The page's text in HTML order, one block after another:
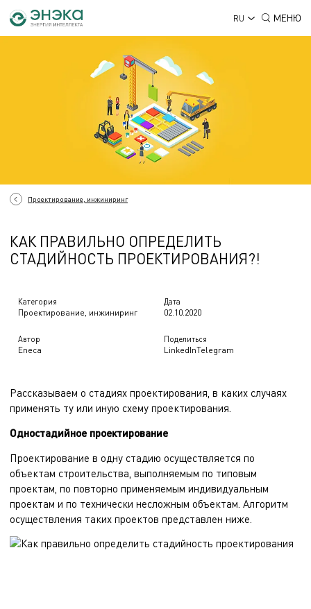
RU МЕНЮ
Проектирование, инжиниринг
КАК ПРАВИЛЬНО ОПРЕДЕЛИТЬ
СТАДИЙНОСТЬ ПРОЕКТИРОВАНИЯ?!
Категория
Проектирование, инжиниринг
Дата
02.10.2020
Автор
Eneca
Поделиться
LinkedInTelegram
Рассказываем о стадиях проектирования, в каких случаях
применять ту или иную схему проектирования.
Одностадийное проектирование
Проектирование в одну стадию осуществляется по
объектам строительства, выполняемым по типовым
проектам, по повторно применяемым индивидуальным
проектам и по технически несложным объектам. Алгоритм
осуществления таких проектов представлен ниже.